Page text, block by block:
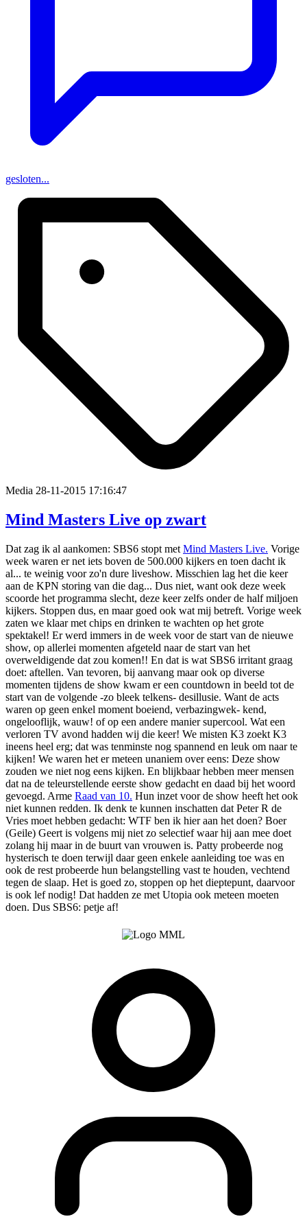
gesloten...
Media 28-11-2015 17:16:47
Mind Masters Live op zwart
Dat zag ik al aankomen: SBS6 stopt met Mind Masters Live. Vorige
week waren er net iets boven de 500.000 kijkers en toen dacht ik
al... te weinig voor zo'n dure liveshow. Misschien lag het die keer
aan de KPN storing van die dag... Dus niet, want ook deze week
scoorde het programma slecht, deze keer zelfs onder de half miljoen
kijkers. Stoppen dus, en maar goed ook wat mij betreft. Vorige week
zaten we klaar met chips en drinken te wachten op het grote
spektakel! Er werd immers in de week voor de start van de nieuwe
show, op allerlei momenten afgeteld naar de start van het
overweldigende dat zou komen!! En dat is wat SBS6 irritant graag
doet: aftellen. Van tevoren, bij aanvang maar ook op diverse
momenten tijdens de show kwam er een countdown in beeld tot de
start van de volgende -zo bleek telkens- desillusie. Want de acts
waren op geen enkel moment boeiend, verbazingwek- kend,
ongelooflijk, wauw! of op een andere manier supercool. Wat een
verloren TV avond hadden wij die keer! We misten K3 zoekt K3
ineens heel erg; dat was tenminste nog spannend en leuk om naar te
kijken! We waren het er meteen unaniem over eens: Deze show
zouden we niet nog eens kijken. En blijkbaar hebben meer mensen
dat na de teleurstellende eerste show gedacht en daad bij het woord
gevoegd. Arme Raad van 10. Hun inzet voor de show heeft het ook
niet kunnen redden. Ik denk te kunnen inschatten dat Peter R de
Vries moet hebben gedacht: WTF ben ik hier aan het doen? Boer
(Geile) Geert is volgens mij niet zo selectief waar hij aan mee doet
zolang hij maar in de buurt van vrouwen is. Patty probeerde nog
hysterisch te doen terwijl daar geen enkele aanleiding toe was en
ook de rest probeerde hun belangstelling vast te houden, vechtend
tegen de slaap. Het is goed zo, stoppen op het dieptepunt, daarvoor
is ook lef nodig! Dat hadden ze met Utopia ook meteen moeten
doen. Dus SBS6: petje af!